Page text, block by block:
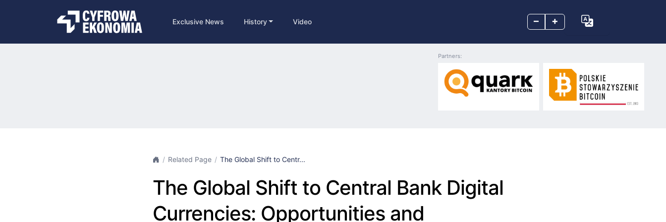
– +
Exclusive News History Video
Partners:
Related Page The Global Shift to Centr...
The Global Shift to Central Bank Digital
Currencies: Opportunities and